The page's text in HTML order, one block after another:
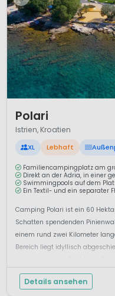
Polari
Istrien, Kroatien
XL Lebhaft
Familiencampingplatz am
Direkt an der Adria, in einer
Swimmingpools auf dem
Ein Textil- und ein separater
Camping Polari ist ein 60
Schatten spendenden
einem rund zwei Kilometer
Bereich liegt idyllisch
Details ansehen